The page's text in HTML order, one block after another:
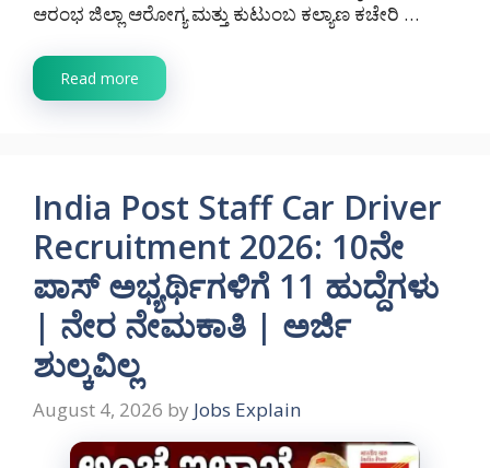
ಆರಂಭ ಜಿಲ್ಲಾ ಆರೋಗ್ಯ ಮತ್ತು ಕುಟುಂಬ ಕಲ್ಯಾಣ ಕಚೇರಿ …
Read more
India Post Staff Car Driver
Recruitment 2026: 10ನೇ
ಪಾಸ್ ಅಭ್ಯರ್ಥಿಗಳಿಗೆ 11 ಹುದ್ದೆಗಳು
| ನೇರ ನೇಮಕಾತಿ | ಅರ್ಜಿ
ಶುಲ್ಕವಿಲ್ಲ
August 4, 2026 by Jobs Explain